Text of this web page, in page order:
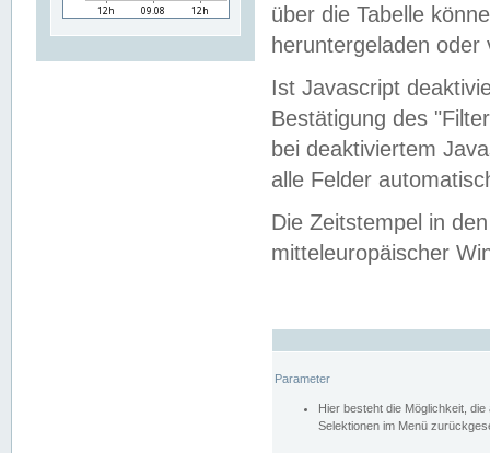
über die Tabelle
heruntergeladen oder
Ist Javascript
Bestätigung des
bei deaktiviertem
alle Felder
Die Zeitstempel in
mitteleuropäischer
Parameter
Hier besteht die Möglichkeit,
Selektionen im Menü